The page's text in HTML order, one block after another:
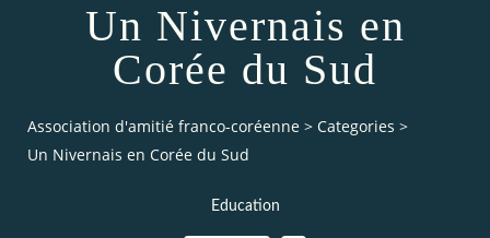
Un Nivernais en
Corée du Sud
Association d'amitié franco-coréenne > Categories >
Un Nivernais en Corée du Sud
Education